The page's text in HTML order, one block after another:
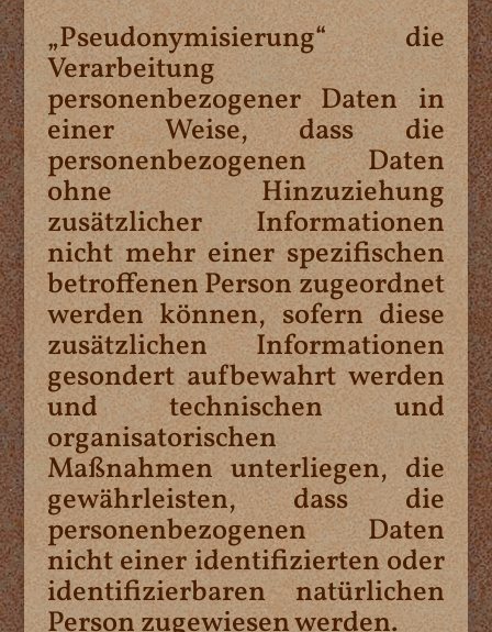
„Pseudonymisierung“ die
Verarbeitung
personenbezogener Daten in
einer Weise, dass die
personenbezogenen Daten
ohne Hinzuziehung
zusätzlicher Informationen
nicht mehr einer spezifischen
betroffenen Person zugeordnet
werden können, sofern diese
zusätzlichen Informationen
gesondert aufbewahrt werden
und technischen und
organisatorischen
Maßnahmen unterliegen, die
gewährleisten, dass die
personenbezogenen Daten
nicht einer identifizierten oder
identifizierbaren natürlichen
Person zugewiesen werden.